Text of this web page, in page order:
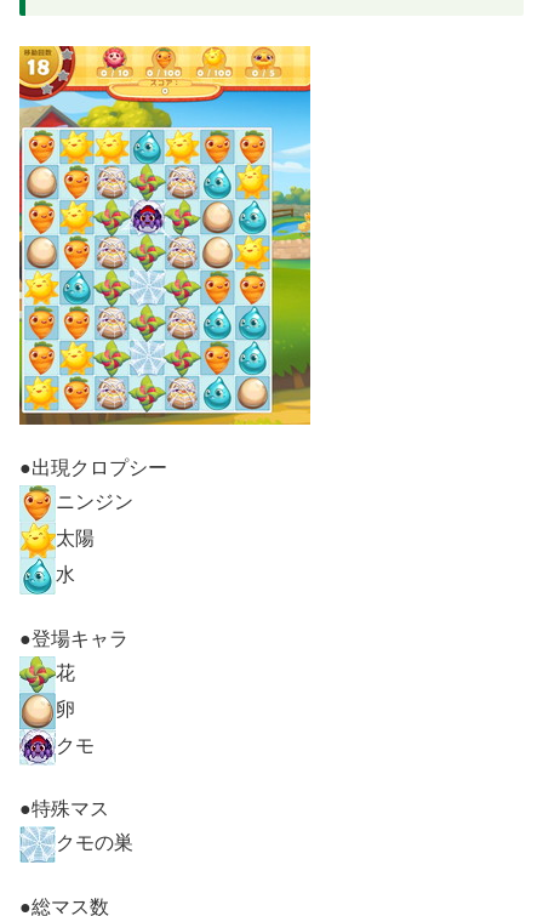
●出現クロプシー
ニンジン
太陽
水
●登場キャラ
花
卵
クモ
●特殊マス
クモの巣
●総マス数